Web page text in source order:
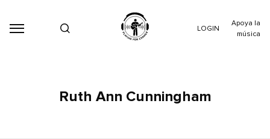
LOGIN
Apoya la
música
Ruth Ann Cunningham